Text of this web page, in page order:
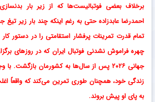
برخلاف بعضی فوتبالیست‌ها که از زیر بار
احمدرضا عابدزاده حتی به رغم اینکه چند بار زیر تیغ
تمام قدرت تمرینات پرفشار استقامتی را در دستور
چهره فراموش نشدنی فوتبال ایران که در روزهای
جهانی ۲۰۲۶ پس از سال‌ها به کشورمان بازگشت.
زندگی خود، همچنان طوری تمرین می‌کند که واقعاً
به پای او پیش بروند.